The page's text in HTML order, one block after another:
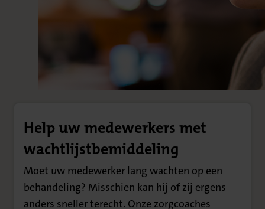
Help uw medewerkers met
wachtlijstbemiddeling
Moet uw medewerker lang wachten op een
behandeling? Misschien kan hij of zij ergens
anders sneller terecht. Onze zorgcoaches